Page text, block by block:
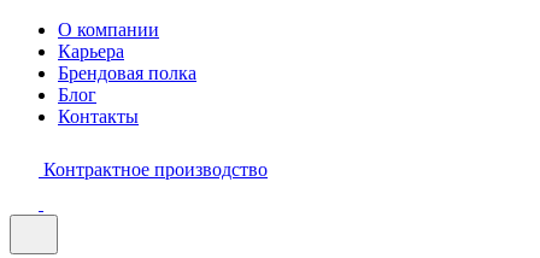
О компании
Карьера
Брендовая полка
Блог
Контакты
Контрактное производство